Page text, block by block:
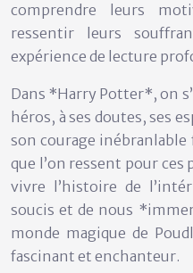
comprendre leurs
ressentir leurs
expérience de lecture
Dans *Harry Potter*, on
héros, à ses doutes, ses
son courage inébranlable
que l’on ressent pour
vivre l’histoire de
soucis et de nous
monde magique de
fascinant et enchanteur.